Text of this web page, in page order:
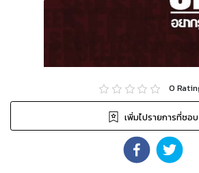
0
เพิ่มไปรายการที่ชอบ